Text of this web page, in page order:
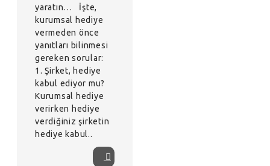
yaratın… İşte,
kurumsal hediye
vermeden önce
yanıtları bilinmesi
gereken sorular:
1. Şirket, hediye
kabul ediyor mu?
Kurumsal hediye
verirken hediye
verdiğiniz şirketin
hediye kabul..